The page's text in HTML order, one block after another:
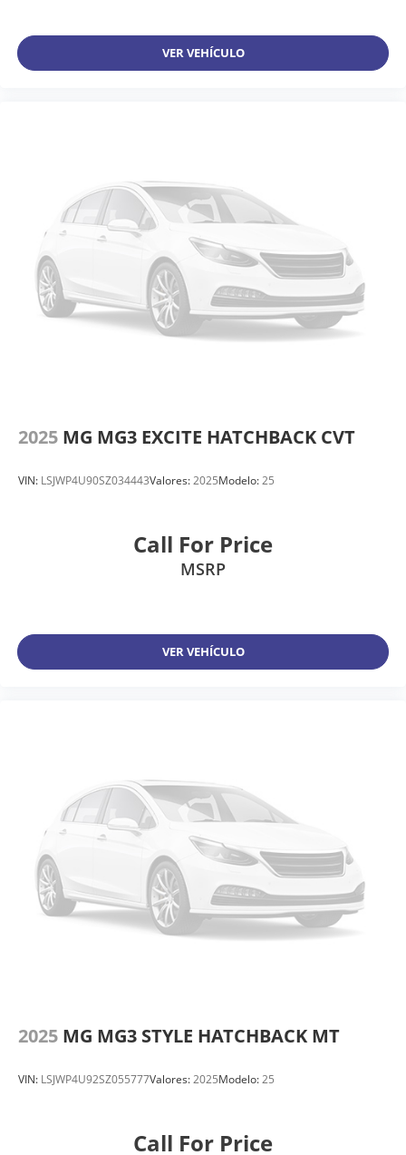
VER VEHÍCULO
2025 MG MG3 EXCITE HATCHBACK CVT
VIN: LSJWP4U90SZ034443Valores:2025Modelo:25
Call For Price
MSRP
VER VEHÍCULO
2025 MG MG3 STYLE HATCHBACK MT
VIN: LSJWP4U92SZ055777Valores:2025Modelo:25
Call For Price